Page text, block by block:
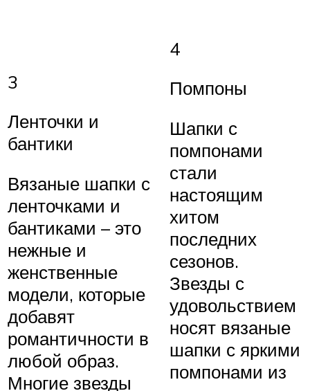
3
Ленточки и
бантики
Вязаные шапки с
ленточками и
бантиками – это
нежные и
женственные
модели, которые
добавят
романтичности в
любой образ.
Многие звезды
4
Помпоны
Шапки с
помпонами
стали
настоящим
хитом
последних
сезонов.
Звезды с
удовольствием
носят вязаные
шапки с яркими
помпонами из